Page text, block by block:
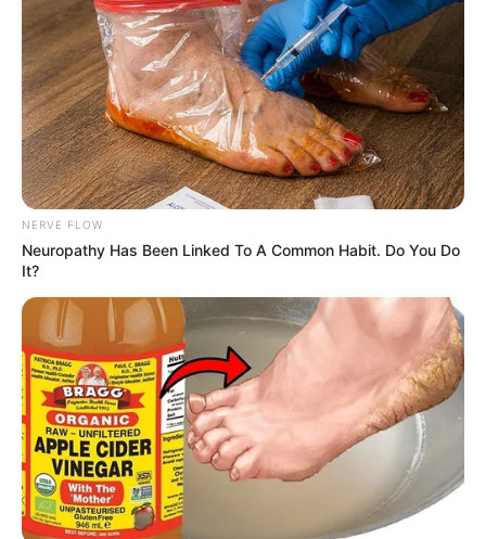
NERVE FLOW
Neuropathy Has Been Linked To A Common Habit. Do You Do
It?